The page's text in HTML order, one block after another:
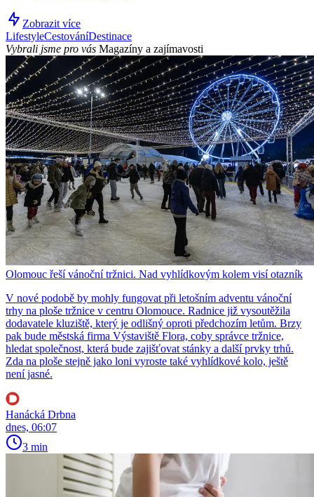
Zobrazit více
LifestyleCestováníDestinace
Vybrali jsme pro vás Magazíny a zajímavosti
Olomouc řeší vánoční tržnici. Nad vyhlídkovým kolem visí otazník
V nové podobě by mohly fungovat při letošním adventu vánoční
trhy na ploše tržnice v centru Olomouce. Radnice již vysoutěžila
dodavatele kluziště, který je odlišný oproti předchozím letům. Brzy
pak bude městská firma Výstaviště Flora, coby správce tržnice,
hledat společnost, která bude zajišťovat stánky a další prvky trhů.
Zda na ploše stejně jako loni vyroste také vyhlídkové kolo, ještě
není jasné.
Hanácká Drbna
dnes, 06:07
3 min